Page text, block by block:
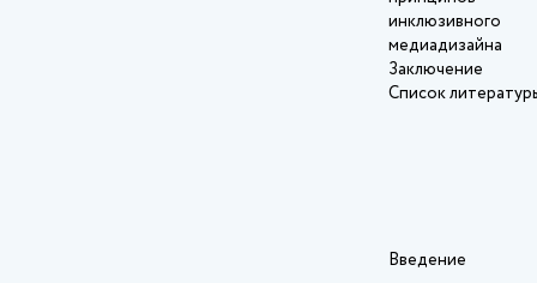
инклюзивного
медиадизайна
Заключение
Список
Введение